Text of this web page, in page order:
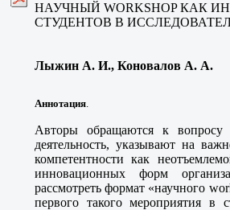
НАУЧНЫЙ WORKSHOP КАК
СТУДЕНТОВ В
Лыжин А. И., Коновалов А. А.
Аннотация.
Авторы обращаются к вопросу
деятельность, указывают на
компетентности как
инновационных форм
рассмотреть формат «научного
первого такого мероприятия в